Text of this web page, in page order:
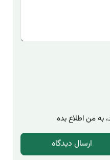
به من اطلاع بده